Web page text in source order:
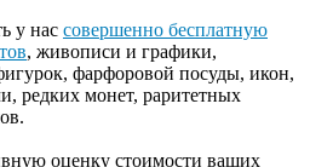
у нас совершенно бесплатную
, живописи и графики,
фарфоровой посуды, икон,
редких монет, раритетных
оценку стоимости ваших